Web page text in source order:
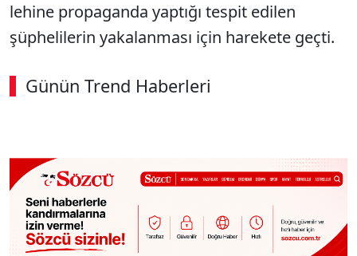
lehine propaganda yaptığı tespit edilen
şüphelilerin yakalanması için harekete geçti.
Günün Trend Haberleri